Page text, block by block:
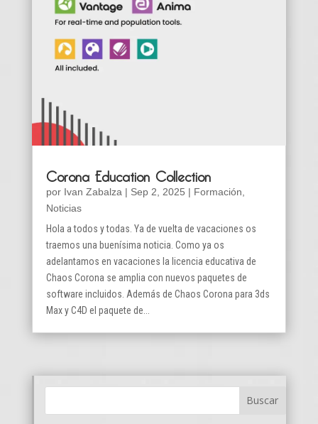
Corona Education Collection
por Ivan Zabalza | Sep 2, 2025 | Formación
Noticias
Hola a todos y todas. Ya de vuelta de vacaciones os
traemos una buenísima noticia. Como ya os
adelantamos en vacaciones la licencia educativa de
Chaos Corona se amplia con nuevos paquetes de
software incluidos. Además de Chaos Corona para 3ds
Max y C4D el paquete de...